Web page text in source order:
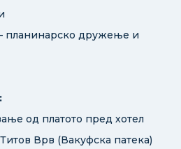
планинарско дружење и
од платото пред хотел
Врв (Вакуфска патека)